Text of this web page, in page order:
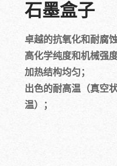
石墨盒子
卓越的抗氧化和耐腐蚀
高化学纯度和机械强度
加热结构均匀；
出色的耐高温（真空
温）；